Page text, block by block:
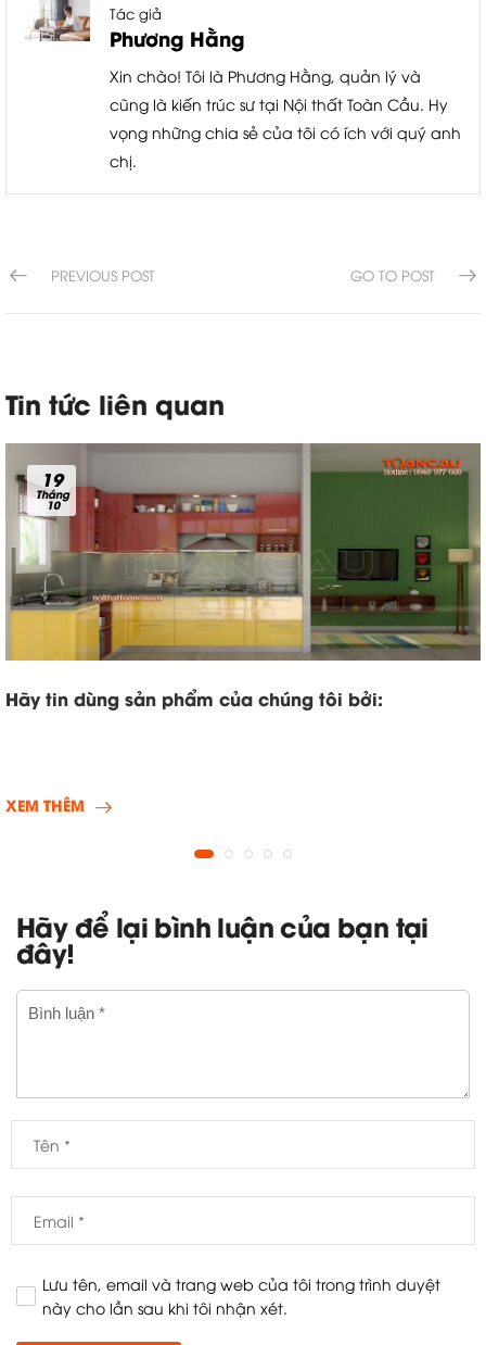
Tác giả
Phương Hằng
Xin chào! Tôi là Phương Hằng, quản lý và
cũng là kiến trúc sư tại Nội thất Toàn Cầu. Hy
vọng những chia sẻ của tôi có ích với quý anh
chị.
PREVIOUS POST GO TO POST
Tin tức liên quan
19
Tháng
10
Hãy tin dùng sản phẩm của chúng tôi bởi:
XEM THÊM
Hãy để lại bình luận của bạn tại
đây!
Lưu tên, email và trang web của tôi trong trình duyệt
này cho lần sau khi tôi nhận xét.